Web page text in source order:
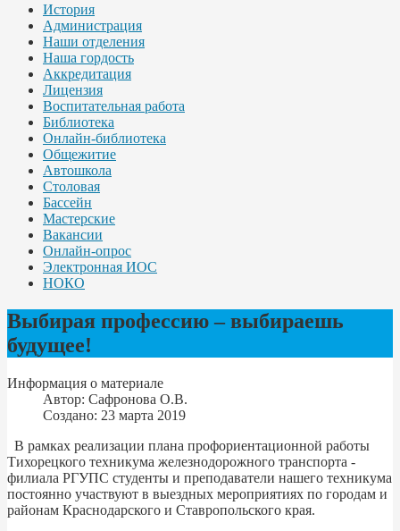
История
Администрация
Наши отделения
Наша гордость
Аккредитация
Лицензия
Воспитательная работа
Библиотека
Онлайн-библиотека
Общежитие
Автошкола
Столовая
Бассейн
Мастерские
Вакансии
Онлайн-опрос
Электронная ИОС
НОКО
Выбирая профессию – выбираешь
будущее!
Информация о материале
Автор: Сафронова О.В.
Создано: 23 марта 2019
В рамках реализации плана профориентационной работы
Тихорецкого техникума железнодорожного транспорта -
филиала РГУПС студенты и преподаватели нашего техникума
постоянно участвуют в выездных мероприятиях по городам и
районам Краснодарского и Ставропольского края.